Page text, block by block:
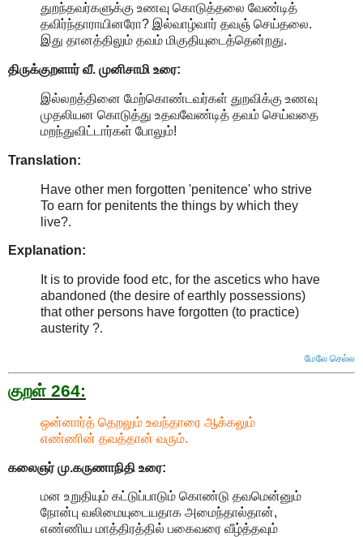
துறந்தவர்களுக்கு உணவு கொடுத்தலை வேண்டித்
தவிர்ந்தாராயினரோ? இல்வாழ்வார் தவஞ் செய்தலை.
இது தானத்திலும் தவம் மிகுதியுடைத்தென்றது.
திருக்குறளார் வீ. முனிசாமி உரை:
இல்லறத்தினை மேற்கொண்டவர்கள் துறவிக்கு உணவு
முதலியன கொடுத்து உதவவேண்டித் தவம் செய்வதை
மறந்துவிட்டார்கள் போலும்!
Translation:
Have other men forgotten 'penitence' who strive
To earn for penitents the things by which they
live?.
Explanation:
It is to provide food etc, for the ascetics who have
abandoned (the desire of earthly possessions)
that other persons have forgotten (to practice)
austerity ?.
மேலே செல்ல
குறள் 264:
ஒன்னார்த் தெறலும் உவந்தாரை ஆக்கலும்
எண்ணின் தவத்தான் வரும்.
கலைஞர் மு.கருணாநிதி உரை:
மன உறுதியும் கட்டுப்பாடும் கொண்டு தவமென்னும்
நோன்பு வலிமையுடையதாக அமைந்தால்தான்,
எண்ணிய மாத்திரத்தில் பகைவரை வீழ்த்தவும்